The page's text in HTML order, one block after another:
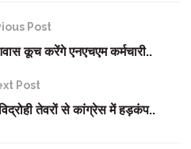
Post
कूच करेंगे एनएचएम कर्मचारी..
Post
तेवरों से कांग्रेस में हड़कंप..